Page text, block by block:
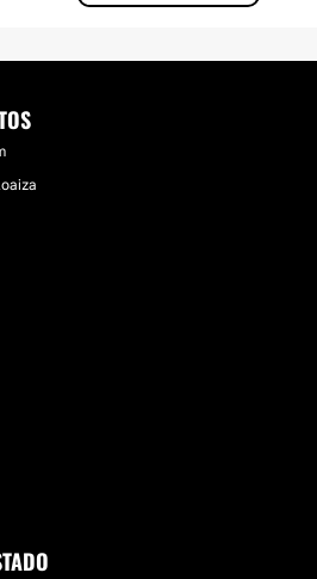
LA PENA, ESTOY MUY SATISFECHA